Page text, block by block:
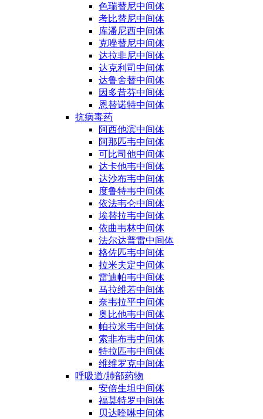
色瑞替尼中间体
考比替尼中间体
库潘尼西中间体
克唑替尼中间体
达拉非尼中间体
达克利司中间体
达鲁舍替中间体
因多昔芬中间体
恩替诺特中间体
抗病毒药
阿西他滨中间体
阿那匹韦中间体
可比司他中间体
达卡他韦中间体
达沙布韦中间体
度鲁特韦中间体
依法韦仑中间体
埃替拉韦中间体
依曲韦林中间体
法尔达普雷中间体
格佐匹韦中间体
拉米夫定中间体
雷迪帕韦中间体
马拉维若中间体
奈韦拉平中间体
奥比他韦中间体
帕拉米韦中间体
索非布韦中间体
特拉匹韦中间体
维维罗克中间体
呼吸道/肺部药物
安倍生坦中间体
福莫特罗中间体
贝达喹啉中间体